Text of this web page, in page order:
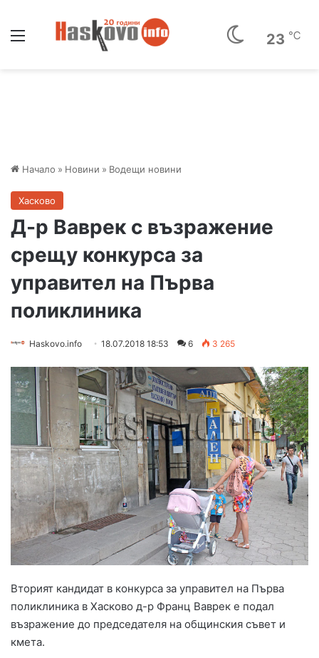
23 ℃
Начало » Новини » Водещи новини
Хасково
Д-р Ваврек с възражение
срещу конкурса за
управител на Първа
поликлиника
Haskovo.info 18.07.2018 18:53 6 3 265
Вторият кандидат в конкурса за управител на Първа
поликлиника в Хасково д-р Франц Ваврек е подал
възражение до председателя на общинския съвет и
кмета.